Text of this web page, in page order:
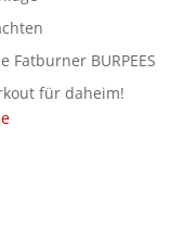
Fatburner BURPEES
für daheim!